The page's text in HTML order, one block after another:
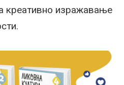
креативно изражавање